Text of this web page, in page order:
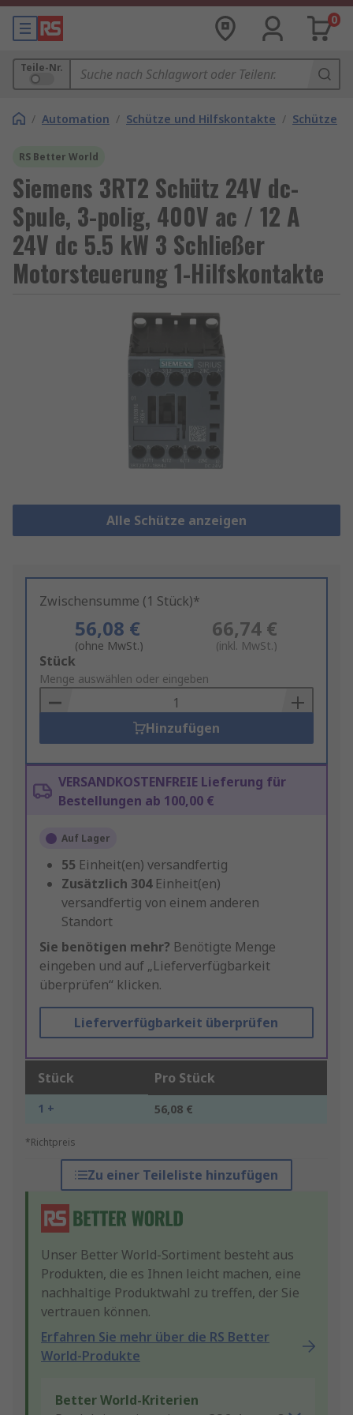
0
Teile-Nr.
/ Automation / Schütze und Hilfskontakte / Schütze
RS Better World
Siemens 3RT2 Schütz 24V dc-
Spule, 3-polig, 400V ac / 12 A
24V dc 5.5 kW 3 Schließer
Motorsteuerung 1-Hilfskontakte
Alle Schütze anzeigen
Zwischensumme (1 Stück)*
56,08 €
(ohne MwSt.)
66,74 €
(inkl. MwSt.)
Add
to
Basket
Stück
Menge auswählen oder eingeben
Hinzufügen
VERSANDKOSTENFREIE Lieferung für
Bestellungen ab 100,00 €
Auf Lager
55 Einheit(en) versandfertig
Zusätzlich 304 Einheit(en)
versandfertig von einem anderen
Standort
Sie benötigen mehr? Benötigte Menge
eingeben und auf „Lieferverfügbarkeit
überprüfen“ klicken.
Lieferverfügbarkeit überprüfen
Stück Pro Stück
1 + 56,08 €
*Richtpreis
Zu einer Teileliste hinzufügen
Unser Better World-Sortiment besteht aus
Produkten, die es Ihnen leicht machen, eine
nachhaltige Produktwahl zu treffen, der Sie
vertrauen können.
Erfahren Sie mehr über die RS Better
World-Produkte
Better World-Kriterien